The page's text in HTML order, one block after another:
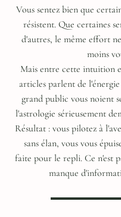
Vous sentez bien que
résistent. Que certaines
d'autres, le même effort
moins
Mais entre cette intuition
articles parlent de
grand public vous noient
l'astrologie sérieusement
Résultat : vous pilotez à
sans élan, vous vous
faite pour le repli. Ce n'est
manque